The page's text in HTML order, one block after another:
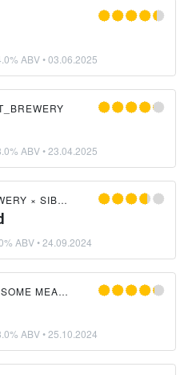
ABV •03.06.2025
ABV •23.04.2025
× SIBERIAN MEADERY (МЕДОВАРНЯ МЕДА СИБИРИ)
ABV •24.09.2024
FROGKING AWESOME MEADERY
ABV •25.10.2024